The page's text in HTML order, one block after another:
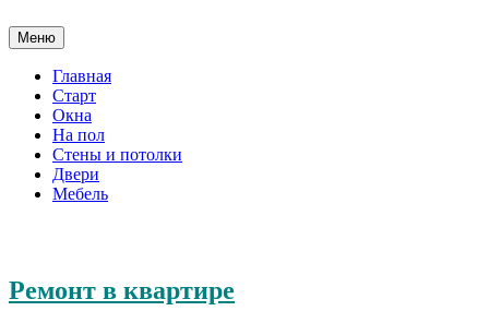
Меню
Главная
Старт
Окна
На пол
Стены и потолки
Двери
Мебель
Ремонт в квартире